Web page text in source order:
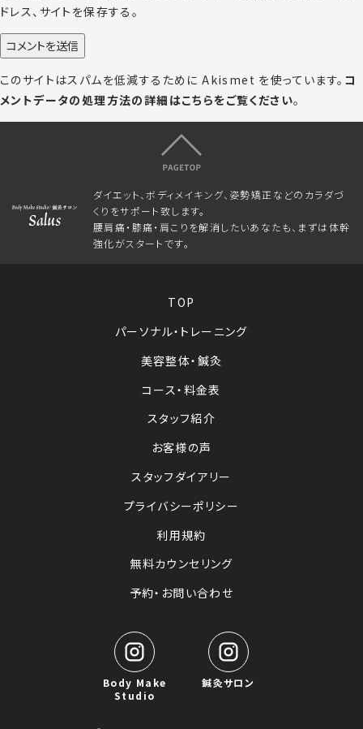
ドレス、サイトを保存する。
このサイトはスパムを低減するために Akismet を使っています。 コ
メントデータの処理方法の詳細はこちらをご覧ください。
ダイエット、ボディメイキング、姿勢矯正などのカラダづ
くりをサポート致します。
腰肩痛・膝痛・肩こりを解消したいあなたも、まずは体幹
強化がスタートです。
TOP
パーソナル・トレーニング
美容整体・鍼灸
コース・料金表
スタッフ紹介
お客様の声
スタッフダイアリー
プライバシーポリシー
利用規約
無料カウンセリング
予約・お問い合わせ
Body Make
Studio
鍼灸サロン